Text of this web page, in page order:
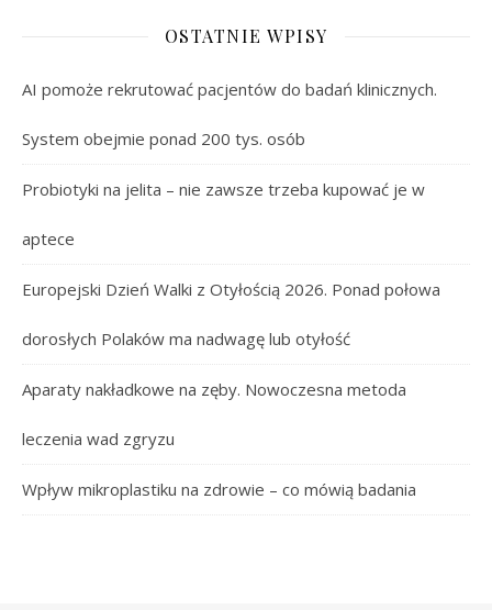
OSTATNIE WPISY
AI pomoże rekrutować pacjentów do badań klinicznych.
System obejmie ponad 200 tys. osób
Probiotyki na jelita – nie zawsze trzeba kupować je w
aptece
Europejski Dzień Walki z Otyłością 2026. Ponad połowa
dorosłych Polaków ma nadwagę lub otyłość
Aparaty nakładkowe na zęby. Nowoczesna metoda
leczenia wad zgryzu
Wpływ mikroplastiku na zdrowie – co mówią badania